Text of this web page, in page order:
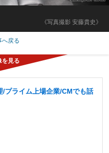
《写真撮影 安藤貴史》
へ戻る
/プライム上場企業/CMでも話